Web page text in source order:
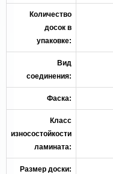
Количество
досок в
упаковке:
Вид
соединения:
Фаска:
Класс
износостойкости
ламината:
Размер доски: